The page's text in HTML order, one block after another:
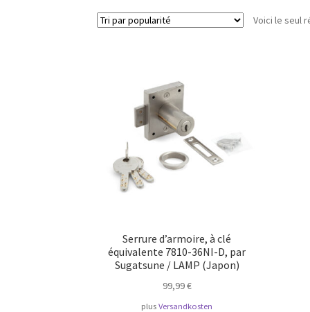
Voici le seul
Serrure d’armoire, à clé
équivalente 7810-36NI-D, par
Sugatsune / LAMP (Japon)
99,99€
plusVersandkosten